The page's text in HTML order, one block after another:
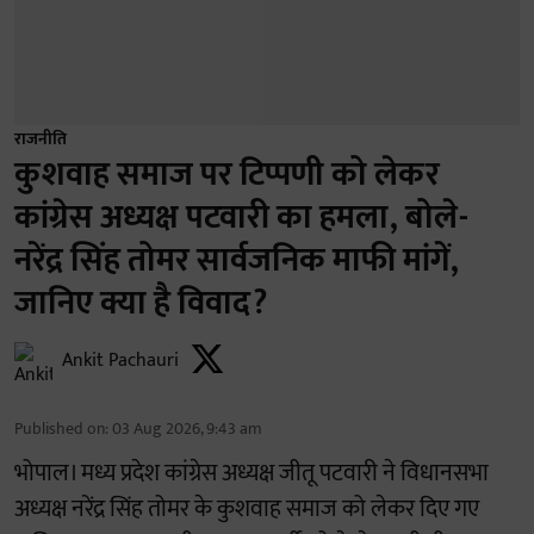
राजनीति
कुशवाह समाज पर टिप्पणी को लेकर
कांग्रेस अध्यक्ष पटवारी का हमला, बोले-
नरेंद्र सिंह तोमर सार्वजनिक माफी मांगें,
जानिए क्या है विवाद?
Ankit Pachauri
Published on: 03 Aug 2026, 9:43 am
भोपाल। मध्य प्रदेश कांग्रेस अध्यक्ष जीतू पटवारी ने विधानसभा
अध्यक्ष नरेंद्र सिंह तोमर के कुशवाह समाज को लेकर दिए गए